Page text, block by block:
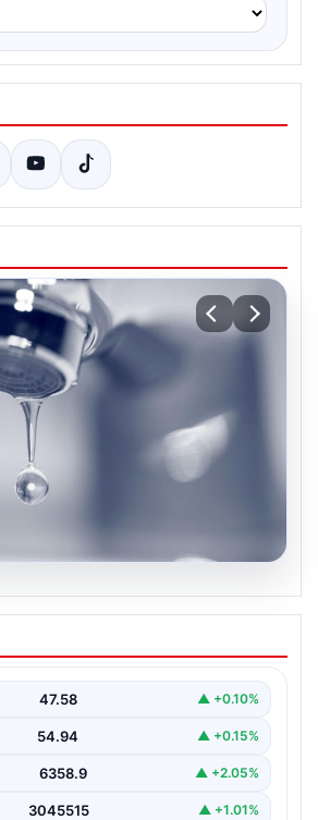
İlçesinde Geniş Kapsamlı
çalışmaları kapsamında şehrin…
47.58 ▲ +0.10%
54.94 ▲ +0.15%
6358.9 ▲ +2.05%
3045515 ▲ +1.01%